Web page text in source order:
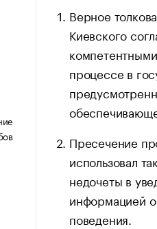
Верное
Киевского
процессе в
Пресечение
использовал
недочеты в
информацией
поведения.